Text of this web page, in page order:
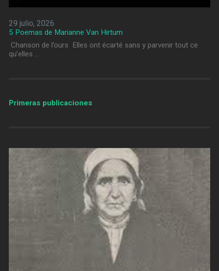
29 julio, 2026
5 Poemas de Marianne Van Hirtum
Chanson de l’ours Elles ont écarté sans y parvenir tout ce
qu’elles …
Primeras publicaciones